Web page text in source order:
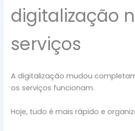
digitalização
serviços
A digitalização mudou
os serviços funcionam.
Hoje, tudo é mais rápido e